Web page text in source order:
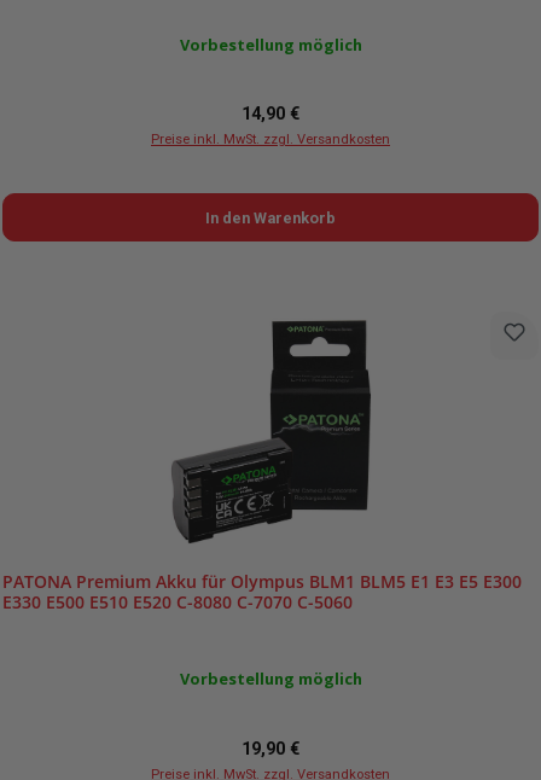
Vorbestellung möglich
Regulärer Preis:
14,90 €
Preise inkl. MwSt. zzgl. Versandkosten
In den Warenkorb
PATONA Premium Akku für Olympus BLM1 BLM5 E1 E3 E5 E300
E330 E500 E510 E520 C-8080 C-7070 C-5060
Vorbestellung möglich
Regulärer Preis:
19,90 €
Preise inkl. MwSt. zzgl. Versandkosten